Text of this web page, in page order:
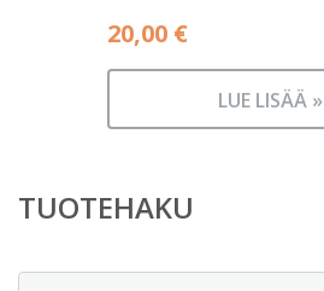
20,00 €
LUE LISÄÄ »
TUOTEHAKU